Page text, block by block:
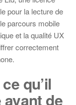
pour la lecture de
parcours mobile
et la qualité UX
correctement
qu’il
de